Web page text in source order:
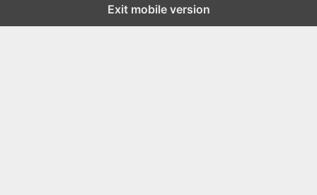
Exit mobile version